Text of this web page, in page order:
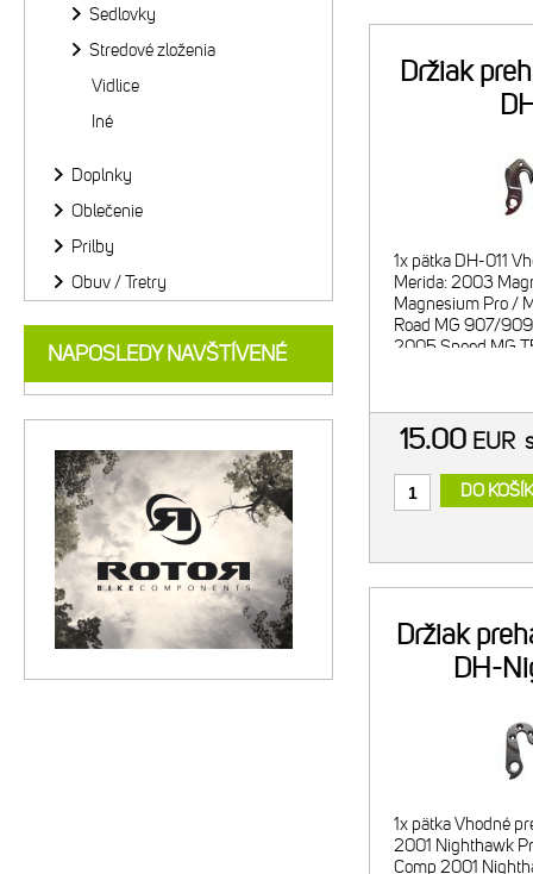
Držiak
1x pätka DH-011
Merida: 2003
Magnesium Pro /
Road MG 907/
2005 Speed MG
15.00 EUR
DO
Držiak
DH-
1x pätka Vhodné
2001 Nighthawk
Comp 2001
Sedlovky
Stredové zloženia
Vidlice
Iné
Doplnky
Oblečenie
Prilby
Obuv / Tretry
NAPOSLEDY NAVŠTÍVENÉ